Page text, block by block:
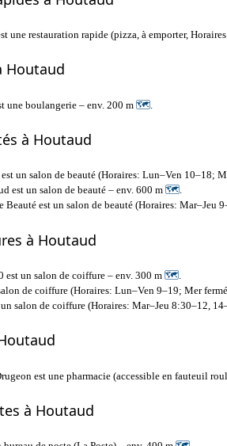
une restauration rapide (pizza, à emporter,
Houtaud
une boulangerie – env. 200 m 🗺
à Houtaud
un salon de beauté (Horaires: Lun–Ven 10–18;
est un salon de beauté – env. 600 m 🗺.
Beauté est un salon de beauté (Horaires:
à Houtaud
un salon de coiffure – env. 300 m 🗺.
de coiffure (Horaires: Lun–Ven 9–19; Mer
salon de coiffure (Horaires: Mar–Jeu 8:30–12,
est une pharmacie (accessible en fauteuil
à Houtaud